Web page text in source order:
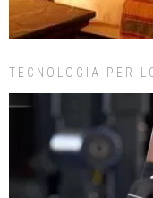
TECNOLOGIA PER